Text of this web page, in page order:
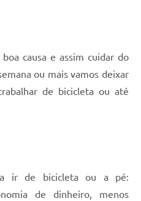
causa e assim cuidar do
ou mais vamos deixar
de bicicleta ou até
ir de bicicleta ou a pé:
de dinheiro, menos